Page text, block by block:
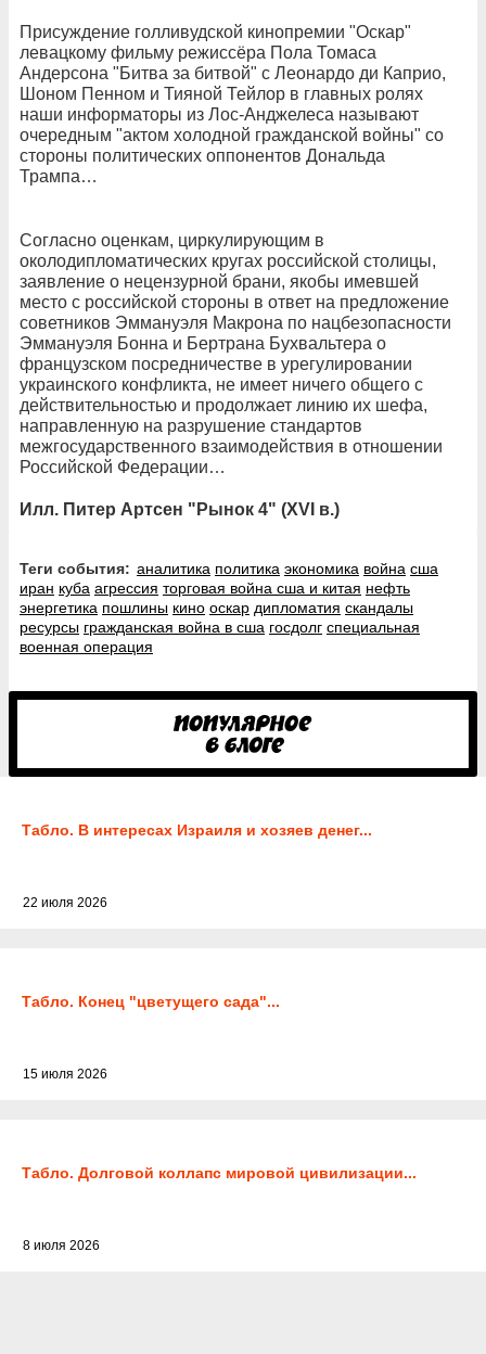
Присуждение голливудской кинопремии "Оскар"
левацкому фильму режиссёра Пола Томаса
Андерсона "Битва за битвой" с Леонардо ди Каприо,
Шоном Пенном и Тияной Тейлор в главных ролях
наши информаторы из Лос-Анджелеса называют
очередным "актом холодной гражданской войны" со
стороны политических оппонентов Дональда
Трампа…
Согласно оценкам, циркулирующим в
околодипломатических кругах российской столицы,
заявление о нецензурной брани, якобы имевшей
место с российской стороны в ответ на предложение
советников Эммануэля Макрона по нацбезопасности
Эммануэля Бонна и Бертрана Бухвальтера о
французском посредничестве в урегулировании
украинского конфликта, не имеет ничего общего с
действительностью и продолжает линию их шефа,
направленную на разрушение стандартов
межгосударственного взаимодействия в отношении
Российской Федерации…
Илл. Питер Артсен "Рынок 4" (XVI в.)
Теги события: аналитика политика экономика война сша
иран куба агрессия торговая война сша и китая нефть
энергетика пошлины кино оскар дипломатия скандалы
ресурсы гражданская война в сша госдолг специальная
военная операция
Табло. В интересах Израиля и хозяев денег...
22 июля 2026
Табло. Конец "цветущего сада"...
15 июля 2026
Табло. Долговой коллапс мировой цивилизации...
8 июля 2026